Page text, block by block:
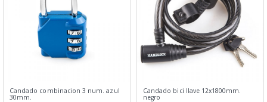
Candado combinacion 3 num. azul
30mm.
Candado bici llave 12x1800mm.
negro